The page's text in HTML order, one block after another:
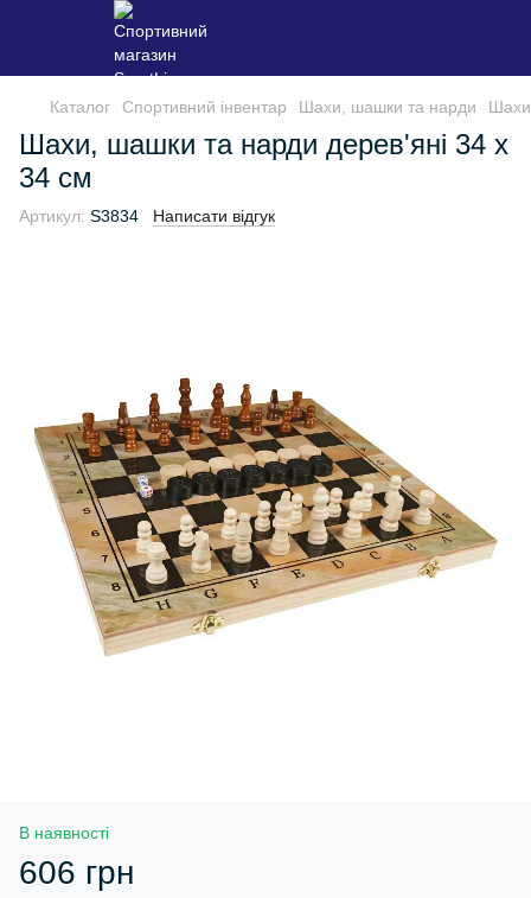
Каталог Спортивний інвентар Шахи, шашки та нарди
Шахи, шашки та нарди дерев'яні 34 х
34 см
Артикул: S3834 Написати відгук
В наявності
606 грн